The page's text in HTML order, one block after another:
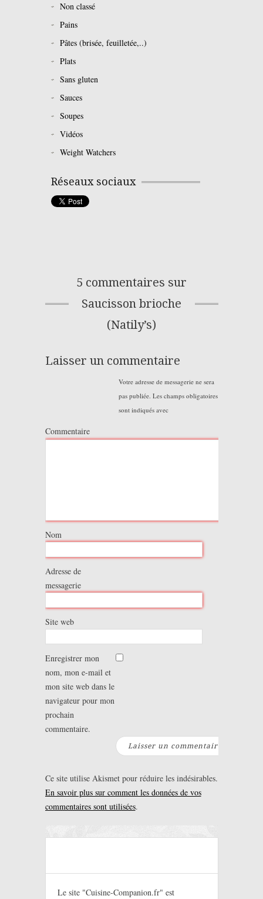
Non classé
Pains
Pâtes (brisée, feuilletée,..)
Plats
Sans gluten
Sauces
Soupes
Vidéos
Weight Watchers
Réseaux sociaux
5 commentaires sur
Saucisson brioche
(Natily’s)
Laisser un commentaire
Votre adresse de messagerie ne sera
pas publiée. Les champs obligatoires
sont indiqués avec
Commentaire
Nom
Adresse de
messagerie
Site web
Enregistrer mon
nom, mon e-mail et
mon site web dans le
navigateur pour mon
prochain
commentaire.
Ce site utilise Akismet pour réduire les indésirables.
En savoir plus sur comment les données de vos
commentaires sont utilisées.
Le site "Cuisine-Companion.fr" est